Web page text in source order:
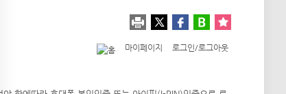
마이페이지 로그인/로그아웃